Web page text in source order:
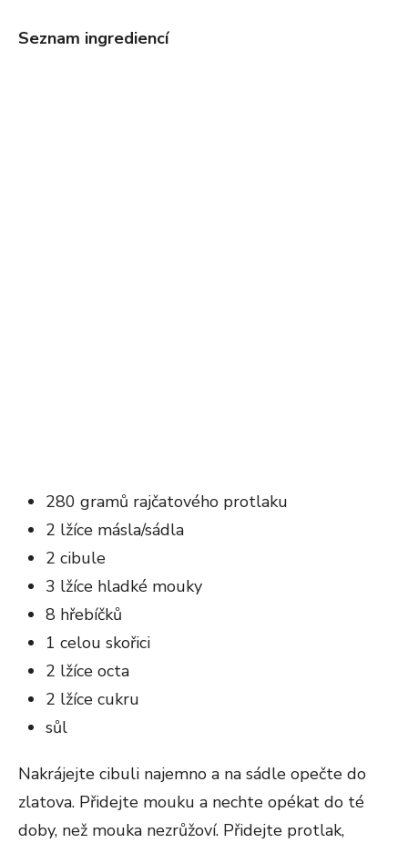
Seznam ingrediencí
280 gramů rajčatového protlaku
2 lžíce másla/sádla
2 cibule
3 lžíce hladké mouky
8 hřebíčků
1 celou skořici
2 lžíce octa
2 lžíce cukru
sůl
Nakrájejte cibuli najemno a na sádle opečte do
zlatova. Přidejte mouku a nechte opékat do té
doby, než mouka nezrůžoví. Přidejte protlak,